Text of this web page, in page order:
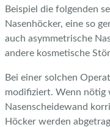
Beispiel die folgenden
Nasenhöcker, eine so
auch asymmetrische
andere kosmetische
Bei einer solchen
modifiziert. Wenn nötig
Nasenscheidewand
Höcker werden